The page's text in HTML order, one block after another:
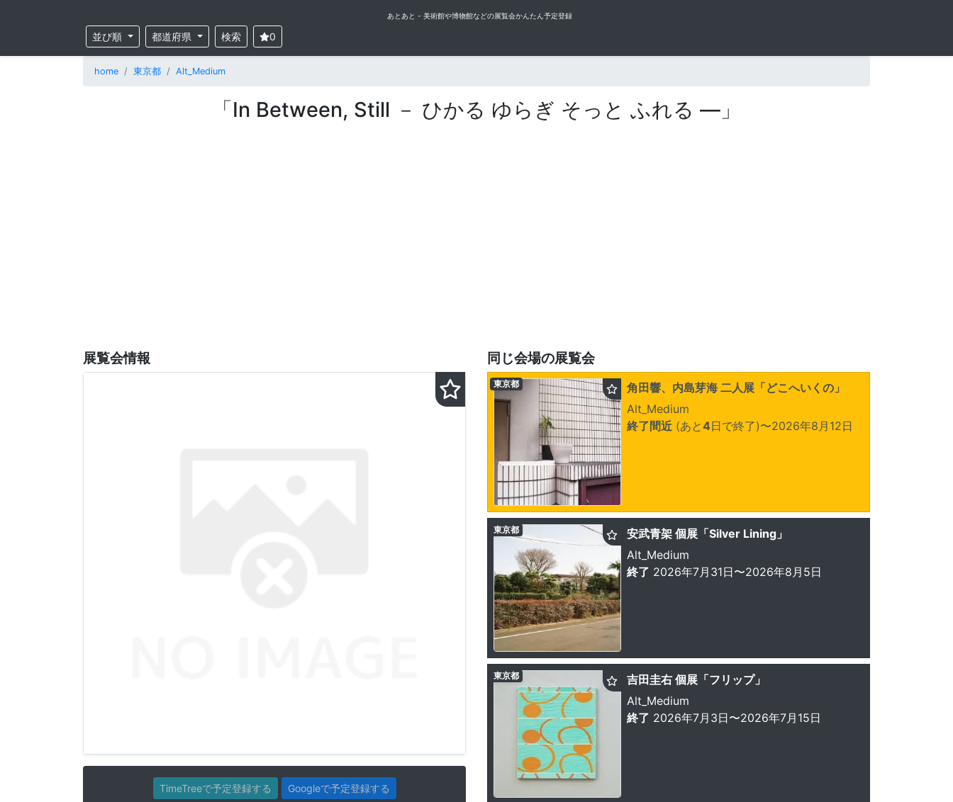
あとあと - 美術館や博物館などの展覧会かんたん予定登録
並び順 都道府県 検索 0
home 東京都 Alt_Medium
「In Between, Still － ひかる ゆらぎ そっと ふれる ―」
展覧会情報
TimeTreeで予定登録する Googleで予定登録する
同じ会場の展覧会
角田響、内島芽海 二人展「どこへいくの」
Alt_Medium
終了間近 (あと4日で終了)〜2026年8月12日
東京都
安武青架 個展「Silver Lining」
Alt_Medium
終了 2026年7月31日〜2026年8月5日
東京都
吉田圭右 個展「フリップ」
Alt_Medium
終了 2026年7月3日〜2026年7月15日
東京都